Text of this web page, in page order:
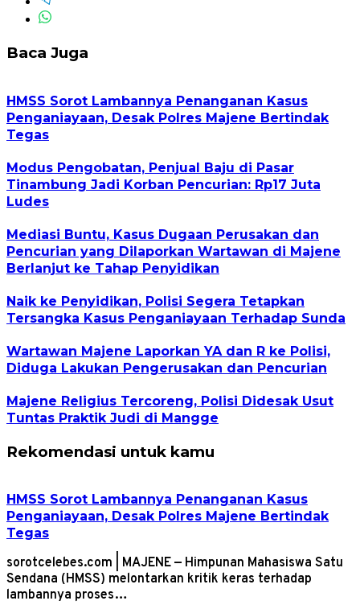
Baca Juga
HMSS Sorot Lambannya Penanganan Kasus
Penganiayaan, Desak Polres Majene Bertindak
Tegas
Modus Pengobatan, Penjual Baju di Pasar
Tinambung Jadi Korban Pencurian: Rp17 Juta
Ludes
Mediasi Buntu, Kasus Dugaan Perusakan dan
Pencurian yang Dilaporkan Wartawan di Majene
Berlanjut ke Tahap Penyidikan
Naik ke Penyidikan, Polisi Segera Tetapkan
Tersangka Kasus Penganiayaan Terhadap Sunda
Wartawan Majene Laporkan YA dan R ke Polisi,
Diduga Lakukan Pengerusakan dan Pencurian
Majene Religius Tercoreng, Polisi Didesak Usut
Tuntas Praktik Judi di Mangge
Rekomendasi untuk kamu
HMSS Sorot Lambannya Penanganan Kasus
Penganiayaan, Desak Polres Majene Bertindak
Tegas
sorotcelebes.com | MAJENE — Himpunan Mahasiswa Satu
Sendana (HMSS) melontarkan kritik keras terhadap
lambannya proses…